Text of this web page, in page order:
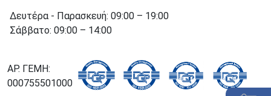
Δευτέρα - Παρασκευή: 09:00 – 19:00
Σάββατο: 09:00 – 14:00
ΑΡ. ΓΕΜΗ:
000755501000